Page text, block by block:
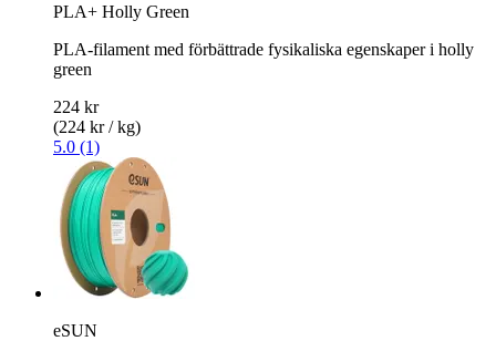
PLA+ Holly Green
PLA-filament med förbättrade fysikaliska egenskaper i holly
green
224 kr
(224 kr / kg)
5.0 (1)
eSUN